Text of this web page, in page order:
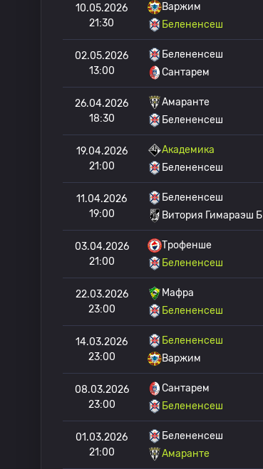
10.05.2026
21:30
Варжим
Белененсеш
02.05.2026
13:00
Белененсеш
Сантарем
26.04.2026
18:30
Амаранте
Белененсеш
19.04.2026
21:00
Академика
Белененсеш
11.04.2026
19:00
Белененсеш
Витория Гимараэш Б
03.04.2026
21:00
Трофенше
Белененсеш
22.03.2026
23:00
Мафра
Белененсеш
14.03.2026
23:00
Белененсеш
Варжим
08.03.2026
23:00
Сантарем
Белененсеш
01.03.2026
21:00
Белененсеш
Амаранте